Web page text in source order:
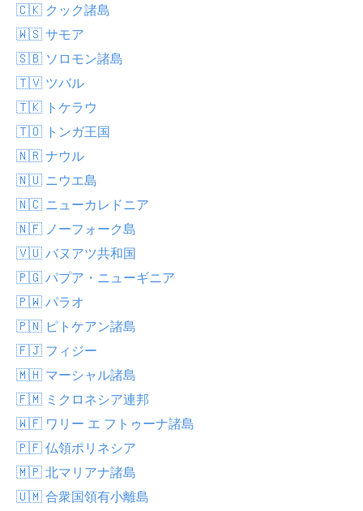
🇨🇰 クック諸島
🇼🇸 サモア
🇸🇧 ソロモン諸島
🇹🇻 ツバル
🇹🇰 トケラウ
🇹🇴 トンガ王国
🇳🇷 ナウル
🇳🇺 ニウエ島
🇳🇨 ニューカレドニア
🇳🇫 ノーフォーク島
🇻🇺 バヌアツ共和国
🇵🇬 パプア・ニューギニア
🇵🇼 パラオ
🇵🇳 ピトケアン諸島
🇫🇯 フィジー
🇲🇭 マーシャル諸島
🇫🇲 ミクロネシア連邦
🇼🇫 ワリー エ フトゥーナ諸島
🇵🇫 仏領ポリネシア
🇲🇵 北マリアナ諸島
🇺🇲 合衆国領有小離島